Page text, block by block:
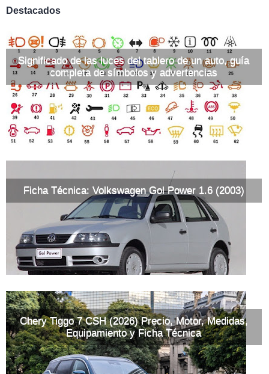
Destacados
Significado de las luces del tablero de un auto, guía
completa de símbolos y advertencias
Ficha Técnica: Volkswagen Gol Power 1.6 (2003)
Chery Tiggo 7 CSH (2026) Precio, Motor, Medidas,
Equipamiento y Ficha Técnica